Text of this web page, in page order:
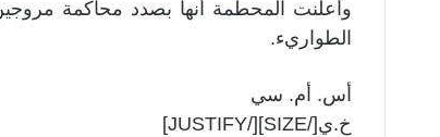
وأعلنت المحطمة أنها بصدد محاكمة
الطواريء.
أس. أم. سي
خ.ي[/SIZE][/JUSTIFY]